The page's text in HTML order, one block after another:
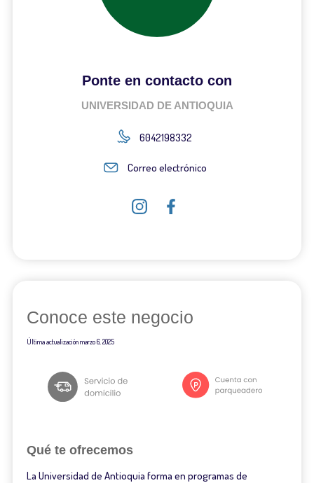
Ponte en contacto con
UNIVERSIDAD DE ANTIOQUIA
6042198332
Correo electrónico
Conoce este negocio
Última actualizaciónmarzo 6, 2025
Qué te ofrecemos
La Universidad de Antioquia forma en programas de